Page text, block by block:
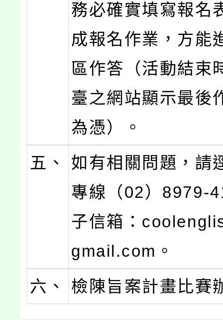
務必確實填寫報名
成報名作業，方能
區作答（活動結束
臺之網站顯示最後
為憑）。
五、
如有相關問題，請
專線（02）8979-
子信箱：
gmail.com。
六、
檢陳旨案計畫比賽